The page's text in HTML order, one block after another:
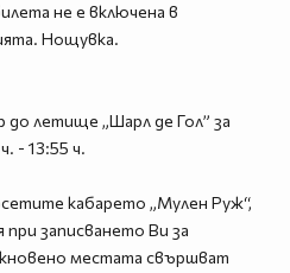
не е включена в
Нощувка.
до летище „Шарл де Гол” за
- 13:55 ч.
кабарето „Мулен Руж“,
при записването Ви за
местата свършват